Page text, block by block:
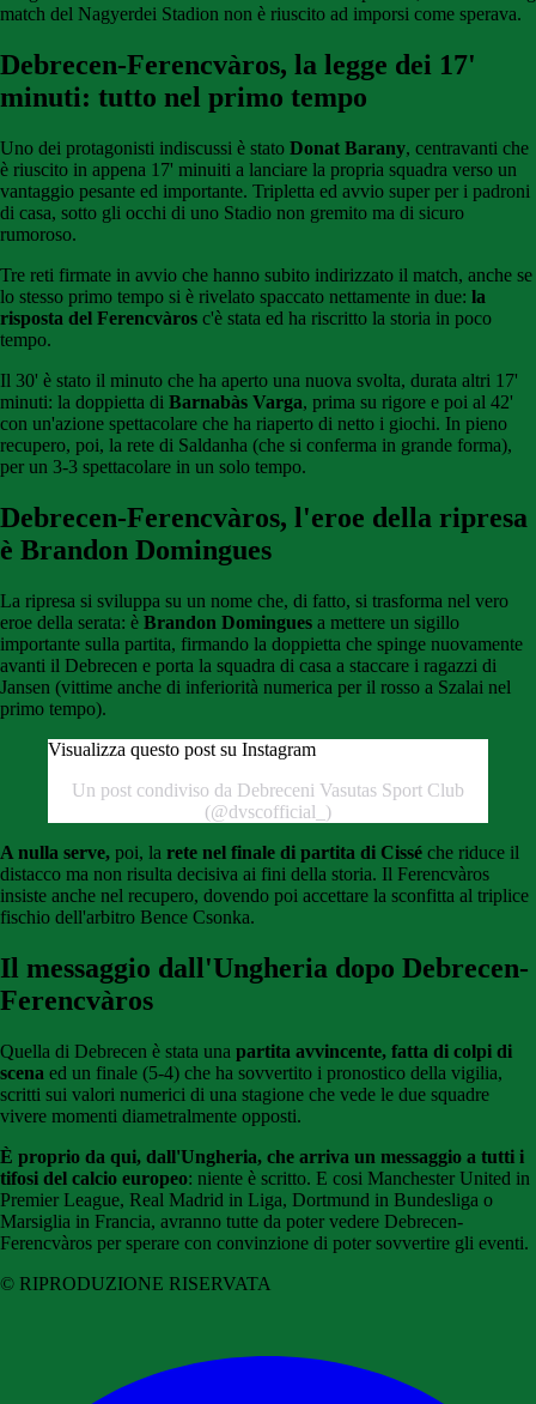
match del Nagyerdei Stadion non è riuscito ad imporsi come sperava.
Debrecen-Ferencvàros, la legge dei 17'
minuti: tutto nel primo tempo
Uno dei protagonisti indiscussi è stato Donat Barany, centravanti che
è riuscito in appena 17' minuiti a lanciare la propria squadra verso un
vantaggio pesante ed importante. Tripletta ed avvio super per i padroni
di casa, sotto gli occhi di uno Stadio non gremito ma di sicuro
rumoroso.
Tre reti firmate in avvio che hanno subito indirizzato il match, anche se
lo stesso primo tempo si è rivelato spaccato nettamente in due: la
risposta del Ferencvàros c'è stata ed ha riscritto la storia in poco
tempo.
Il 30' è stato il minuto che ha aperto una nuova svolta, durata altri 17'
minuti: la doppietta di Barnabàs Varga, prima su rigore e poi al 42'
con un'azione spettacolare che ha riaperto di netto i giochi. In pieno
recupero, poi, la rete di Saldanha (che si conferma in grande forma),
per un 3-3 spettacolare in un solo tempo.
Debrecen-Ferencvàros, l'eroe della ripresa
è Brandon Domingues
La ripresa si sviluppa su un nome che, di fatto, si trasforma nel vero
eroe della serata: è Brandon Domingues a mettere un sigillo
importante sulla partita, firmando la doppietta che spinge nuovamente
avanti il Debrecen e porta la squadra di casa a staccare i ragazzi di
Jansen (vittime anche di inferiorità numerica per il rosso a Szalai nel
primo tempo).
Visualizza questo post su Instagram
Un post condiviso da Debreceni Vasutas Sport Club
(@dvscofficial_)
A nulla serve, poi, la rete nel finale di partita di Cissé che riduce il
distacco ma non risulta decisiva ai fini della storia. Il Ferencvàros
insiste anche nel recupero, dovendo poi accettare la sconfitta al triplice
fischio dell'arbitro Bence Csonka.
Il messaggio dall'Ungheria dopo Debrecen-
Ferencvàros
Quella di Debrecen è stata una partita avvincente, fatta di colpi di
scena ed un finale (5-4) che ha sovvertito i pronostico della vigilia,
scritti sui valori numerici di una stagione che vede le due squadre
vivere momenti diametralmente opposti.
È proprio da qui, dall'Ungheria, che arriva un messaggio a tutti i
tifosi del calcio europeo: niente è scritto. E cosi Manchester United in
Premier League, Real Madrid in Liga, Dortmund in Bundesliga o
Marsiglia in Francia, avranno tutte da poter vedere Debrecen-
Ferencvàros per sperare con convinzione di poter sovvertire gli eventi.
© RIPRODUZIONE RISERVATA